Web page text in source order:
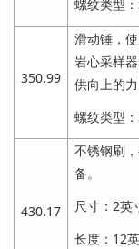
螺纹类型
350.99
滑动锤，
岩心采样
供向上的
螺纹类型
430.17
不锈钢刷
备。
尺寸：2英
长度：12